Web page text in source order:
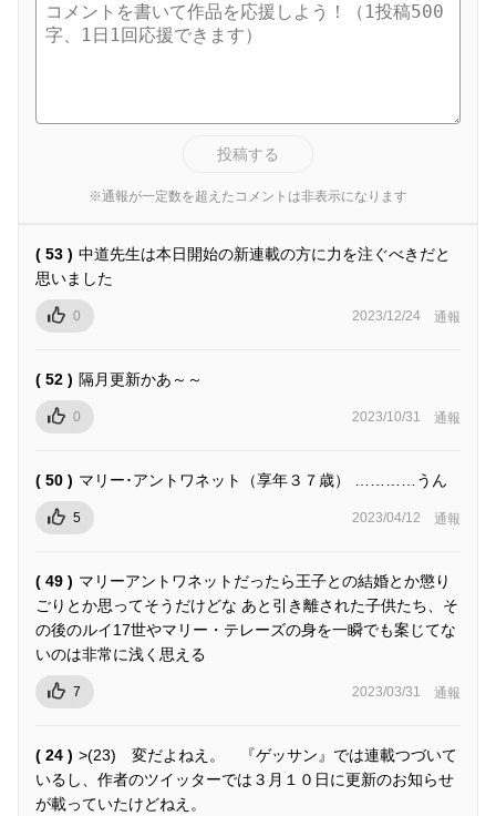
投稿する
※通報が一定数を超えたコメントは非表示になります
( 53 ) 中道先生は本日開始の新連載の方に力を注ぐべきだと
思いました
0 2023/12/24 通報
( 52 ) 隔月更新かあ～～
0 2023/10/31 通報
( 50 ) マリー･アントワネット（享年３７歳） …………うん
5 2023/04/12 通報
( 49 ) マリーアントワネットだったら王子との結婚とか懲り
ごりとか思ってそうだけどな あと引き離された子供たち、そ
の後のルイ17世やマリー・テレーズの身を一瞬でも案じてな
いのは非常に浅く思える
7 2023/03/31 通報
( 24 ) >(23) 変だよねえ。 『ゲッサン』では連載つづいて
いるし、作者のツイッターでは３月１０日に更新のお知らせ
が載っていたけどねえ。